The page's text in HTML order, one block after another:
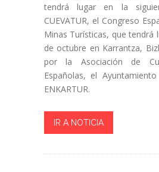
tendrá lugar en la
CUEVATUR, el Congreso
Minas Turísticas, que tendrá
de octubre en Karrantza,
por la Asociación de
Españolas, el
ENKARTUR.
IR A NOTICIA